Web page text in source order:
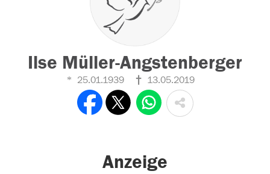
Ilse Müller-Angstenberger
25.01.1939 13.05.2019
Anzeige